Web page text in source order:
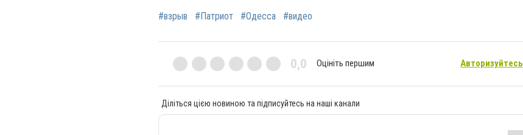
#взрыв #Патриот #Одесса #видео
0,0 Оцініть першим Авторизуйтесь
Діліться цією новиною та підписуйтесь на наші канали